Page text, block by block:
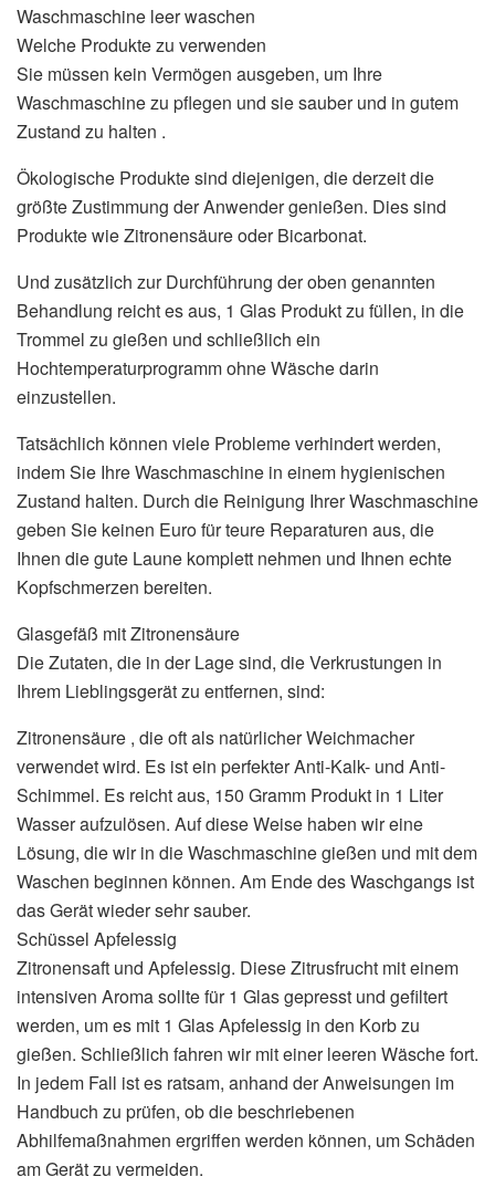
Waschmaschine leer waschen
Welche Produkte zu verwenden
Sie müssen kein Vermögen ausgeben, um Ihre
Waschmaschine zu pflegen und sie sauber und in gutem
Zustand zu halten .
Ökologische Produkte sind diejenigen, die derzeit die
größte Zustimmung der Anwender genießen. Dies sind
Produkte wie Zitronensäure oder Bicarbonat.
Und zusätzlich zur Durchführung der oben genannten
Behandlung reicht es aus, 1 Glas Produkt zu füllen, in die
Trommel zu gießen und schließlich ein
Hochtemperaturprogramm ohne Wäsche darin
einzustellen.
Tatsächlich können viele Probleme verhindert werden,
indem Sie Ihre Waschmaschine in einem hygienischen
Zustand halten. Durch die Reinigung Ihrer Waschmaschine
geben Sie keinen Euro für teure Reparaturen aus, die
Ihnen die gute Laune komplett nehmen und Ihnen echte
Kopfschmerzen bereiten.
Glasgefäß mit Zitronensäure
Die Zutaten, die in der Lage sind, die Verkrustungen in
Ihrem Lieblingsgerät zu entfernen, sind:
Zitronensäure , die oft als natürlicher Weichmacher
verwendet wird. Es ist ein perfekter Anti-Kalk- und Anti-
Schimmel. Es reicht aus, 150 Gramm Produkt in 1 Liter
Wasser aufzulösen. Auf diese Weise haben wir eine
Lösung, die wir in die Waschmaschine gießen und mit dem
Waschen beginnen können. Am Ende des Waschgangs ist
das Gerät wieder sehr sauber.
Schüssel Apfelessig
Zitronensaft und Apfelessig. Diese Zitrusfrucht mit einem
intensiven Aroma sollte für 1 Glas gepresst und gefiltert
werden, um es mit 1 Glas Apfelessig in den Korb zu
gießen. Schließlich fahren wir mit einer leeren Wäsche fort.
In jedem Fall ist es ratsam, anhand der Anweisungen im
Handbuch zu prüfen, ob die beschriebenen
Abhilfemaßnahmen ergriffen werden können, um Schäden
am Gerät zu vermeiden.